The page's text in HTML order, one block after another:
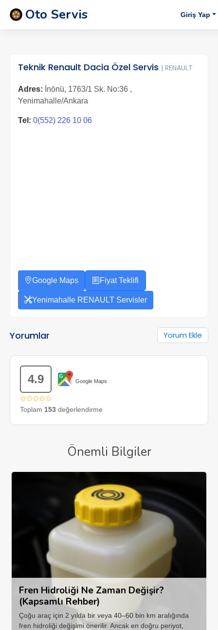
Oto Servis Giriş Yap
Teknik Renault Dacia Özel Servis | RENAULT
Adres: İnönü, 1763/1 Sk. No:36 ,
Yenimahalle/Ankara
Tel: 0(552) 226 10 06
Google Maps Fiyat Teklifi
Yenimahalle RENAULT Servisler
Yorumlar Yorum Ekle
4.9 Google Maps
✩✩✩✩✩
Toplam 153 değerlendirme
Önemli Bilgiler
Fren Hidroliği Ne Zaman Değişir?
(Kapsamlı Rehber)
Çoğu araç için 2 yılda bir veya 40–60 bin km aralığında
fren hidroliği değişimi önerilir. Ancak en doğru periyot,